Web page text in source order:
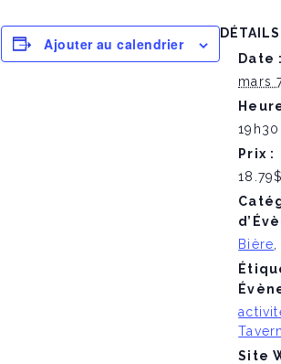
Ajouter au calendrier
DÉTAILS
Date :
mars
Prix :
18.79$
Bière
Site